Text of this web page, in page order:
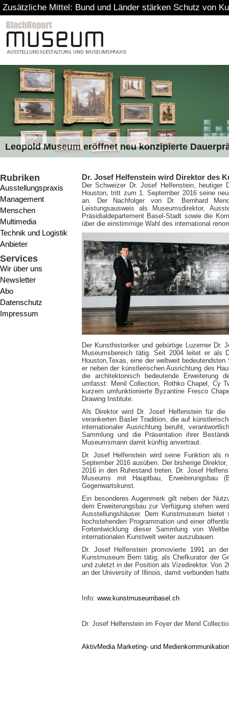
Zusätzliche Mittel: Bund und Länder stärken Schutz von
Leopold Museum eröffnet neu konzipierte
Rubriken
Ausstellungspraxis
Management
Menschen
Multimedia
Technik und Logistik
Anbieter
Services
Wir über uns
Newsletter
Abo
Datenschutz
Impressum
Dr. Josef Helfenstein wird Direktor des
Der Schweizer Dr. Josef Helfenstein, heutiger
Houston, tritt zum 1. September 2016 seine
an. Der Nachfolger von Dr. Bernhard
Leistungsausweis als Museumsdirektor,
Präsidialdepartement Basel-Stadt sowie die
über die einstimmige Wahl des international
Der Kunsthistoriker und gebürtige Luzerner
Museumsbereich tätig. Seit 2004 leitet er als
Houston,Texas, eine der weltweit
er neben der künstlerischen Ausrichtung des
die architektonisch bedeutende Erweiterung
umfasst: Menil Collection, Rothko Chapel, Cy
kurzem umfunktionierte Byzantine Fresco
Drawing Institute.
Als Direktor wird Dr. Josef Helfenstein für die
verankerten Basler Tradition, die auf
internationaler Ausrichtung beruht,
Sammlung und die Präsentation ihrer
Museumsmann damit künftig anvertraut.
Dr. Josef Helfenstein wird seine Funktion als
September 2016 ausüben. Der bisherige
2016 in den Ruhestand treten. Dr. Josef
Museums mit Hauptbau,
Gegenwartskunst.
Ein besonderes Augenmerk gilt neben der
dem Erweiterungsbau zur Verfügung stehen
Ausstellungshäuser. Dem Kunstmuseum
hochstehenden Programmation und einer
Fortentwicklung dieser Sammlung von
internationalen Kunstwelt weiter auszubauen.
Dr. Josef Helfenstein promovierte 1991 an
Kunstmuseum Bern tätig; als Chefkurator der
und zuletzt in der Position als Vizedirektor. Von
an der University of Illinois, damit verbunden
Info: www.kunstmuseumbasel.ch
Dr. Josef Helfenstein im Foyer der Menil
AktivMedia Marketing- und